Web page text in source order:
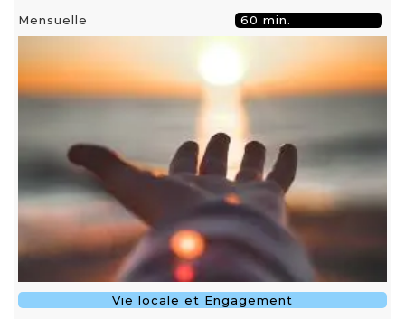
Mensuelle 60 min.
Vie locale et Engagement